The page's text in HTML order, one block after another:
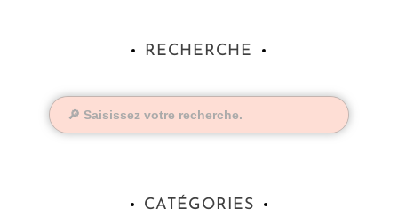
RECHERCHE
CATÉGORIES